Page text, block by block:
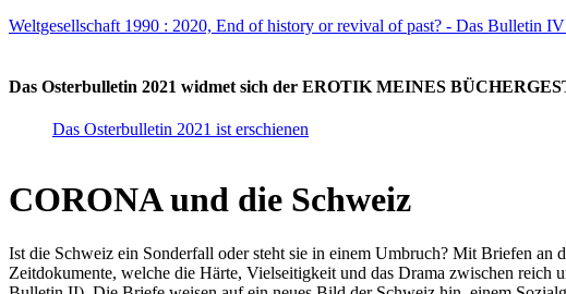
Weltgesellschaft 1990 : 2020, End of history or revival of past? - Das Bulletin
Das Osterbulletin 2021 widmet sich der EROTIK MEINES
Das Osterbulletin 2021 ist erschienen
CORONA und die Schweiz
Ist die Schweiz ein Sonderfall oder steht sie in einem Umbruch? Mit Briefen an
Zeitdokumente, welche die Härte, Vielseitigkeit und das Drama zwischen